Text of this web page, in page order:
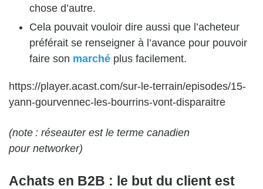
chose d’autre.
Cela pouvait vouloir dire aussi que l’acheteur
préférait se renseigner à l’avance pour pouvoir
faire son marché plus facilement.
https://player.acast.com/sur-le-terrain/episodes/15-
yann-gourvennec-les-bourrins-vont-disparaitre
(note : réseauter est le terme canadien
pour networker)
Achats en B2B : le but du client est